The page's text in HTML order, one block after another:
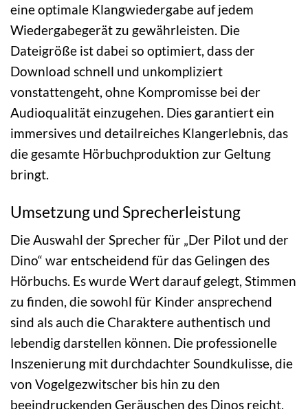
eine optimale Klangwiedergabe auf jedem
Wiedergabegerät zu gewährleisten. Die
Dateigröße ist dabei so optimiert, dass der
Download schnell und unkompliziert
vonstattengeht, ohne Kompromisse bei der
Audioqualität einzugehen. Dies garantiert ein
immersives und detailreiches Klangerlebnis, das
die gesamte Hörbuchproduktion zur Geltung
bringt.
Umsetzung und Sprecherleistung
Die Auswahl der Sprecher für „Der Pilot und der
Dino“ war entscheidend für das Gelingen des
Hörbuchs. Es wurde Wert darauf gelegt, Stimmen
zu finden, die sowohl für Kinder ansprechend
sind als auch die Charaktere authentisch und
lebendig darstellen können. Die professionelle
Inszenierung mit durchdachter Soundkulisse, die
von Vogelgezwitscher bis hin zu den
beeindruckenden Geräuschen des Dinos reicht,